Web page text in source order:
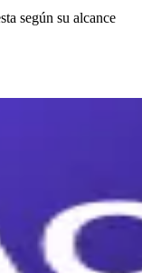
según su alcance